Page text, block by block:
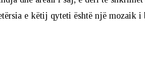
e këtij qyteti është një mozaik i